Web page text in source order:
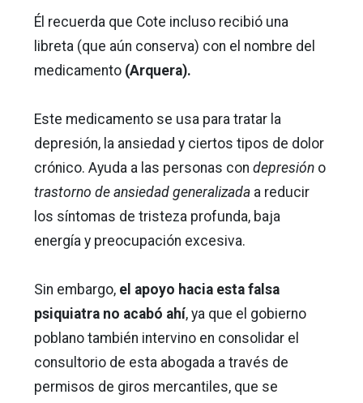
Él recuerda que Cote incluso recibió una
libreta (que aún conserva) con el nombre del
medicamento (Arquera).
Este medicamento se usa para tratar la
depresión, la ansiedad y ciertos tipos de dolor
crónico. Ayuda a las personas con depresión o
trastorno de ansiedad generalizada a reducir
los síntomas de tristeza profunda, baja
energía y preocupación excesiva.
Sin embargo, el apoyo hacia esta falsa
psiquiatra no acabó ahí, ya que el gobierno
poblano también intervino en consolidar el
consultorio de esta abogada a través de
permisos de giros mercantiles, que se